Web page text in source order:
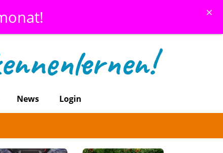
×
News Login